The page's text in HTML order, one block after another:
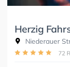
Herzig
Niederauer
72